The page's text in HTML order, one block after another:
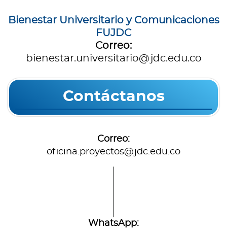
Bienestar Universitario y Comunicaciones
FUJDC
Correo:
bienestar.universitario@jdc.edu.co
Contáctanos
Correo:
oficina.proyectos@jdc.edu.co
WhatsApp: